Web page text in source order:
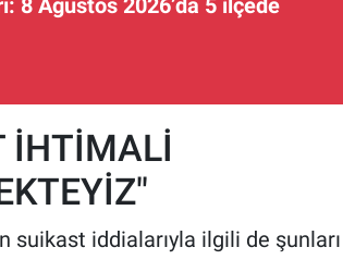
İHTİMALİ
suikast iddialarıyla ilgili de şunları